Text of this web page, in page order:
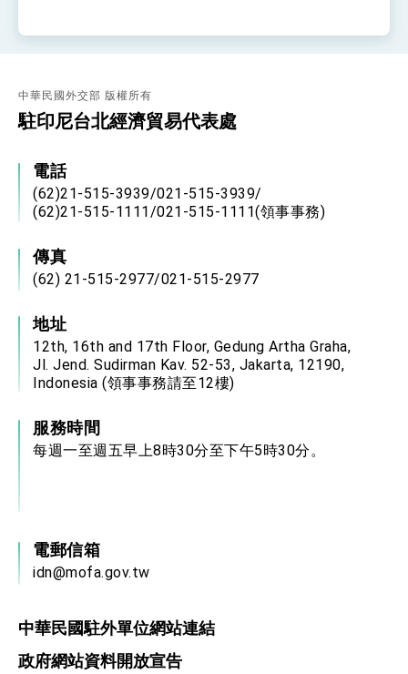
中華民國外交部 版權所有
駐印尼台北經濟貿易代表處
電話
(62)21-515-3939/021-515-3939/
(62)21-515-1111/021-515-1111(領事事務)
傳真
(62) 21-515-2977/021-515-2977
地址
12th, 16th and 17th Floor, Gedung Artha Graha,
Jl. Jend. Sudirman Kav. 52-53, Jakarta, 12190,
Indonesia (領事事務請至12樓)
服務時間
每週一至週五早上8時30分至下午5時30分。
電郵信箱
idn@mofa.gov.tw
中華民國駐外單位網站連結
政府網站資料開放宣告